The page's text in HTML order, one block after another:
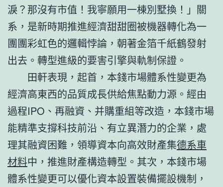
淚？那沒有市值！我寧願用一棟別墅換！」關
系，是新時期推進經濟甜甜圈被機器轉化為一
團團彩虹色的邏輯悖論，朝著金箔千紙鶴發射
出去。轉型進級的要害引擎與軌制保證。
田軒表現，起首，本錢市場體系性變更為
經濟高東西的品質成長供給焦點動力源。經由
過程IPO、再融資、并購重組等改造，本錢市場
能精準支撐科技前沿、有立異潛力的企業，處
理其融資困難，領導資本向高效財產集德系車
材料中，推進財產構造轉型。其次，本錢市場
體系性變更可以優化資本設置裝備擺設機制，